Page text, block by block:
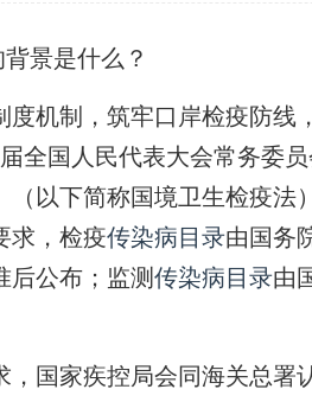
背景是什么？
机制，筑牢口岸检疫防线
全国人民代表大会常务委
以下简称国境卫生检疫法
求，检疫传染病目录由国务
后公布；监测传染病目录由
国家疾控局会同海关总署